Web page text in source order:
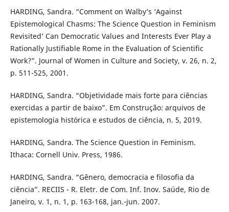
HARDING, Sandra. “Comment on Walby’s ‘Against
Epistemological Chasms: The Science Question in Feminism
Revisited’ Can Democratic Values and Interests Ever Play a
Rationally Justifiable Rome in the Evaluation of Scientific
Work?”. Journal of Women in Culture and Society, v. 26, n. 2,
p. 511-525, 2001.
HARDING, Sandra. “Objetividade mais forte para ciências
exercidas a partir de baixo”. Em Construção: arquivos de
epistemologia histórica e estudos de ciência, n. 5, 2019.
HARDING, Sandra. The Science Question in Feminism.
Ithaca: Cornell Univ. Press, 1986.
HARDING, Sandra. “Gênero, democracia e filosofia da
ciência”. RECIIS - R. Eletr. de Com. Inf. Inov. Saúde, Rio de
Janeiro, v. 1, n. 1, p. 163-168, jan.-jun. 2007.